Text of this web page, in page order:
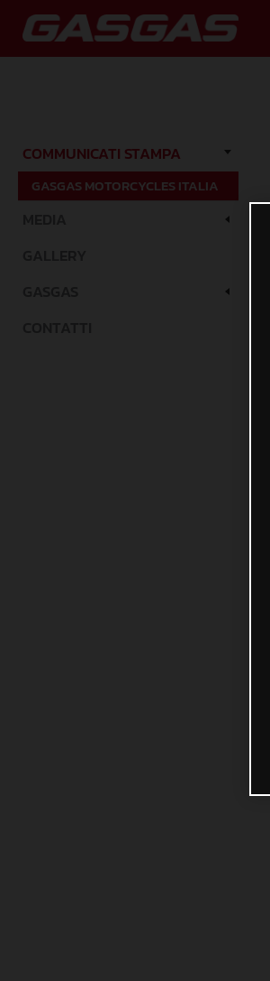
COMMUNICATI STAMPA
GASGAS MOTORCYCLES ITALIA